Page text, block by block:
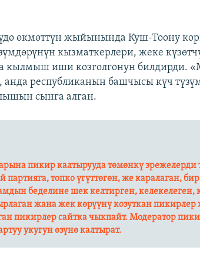
өкмөттүн жыйынында Куш-Тоону
кызматкерлери, жеке
кылмыш иши козголгонун билдирди.
анда республиканын башчысы күч
сынга алган.
пикир калтырууда төмөнкү эрежелерди
партияга, топко үгүттөгөн, же каралаган,
беделине шек келтирген, келекелеген,
жана жек көрүүнү козуткан пикирлер
пикирлер сайтка чыкпайт. Модератор
укугун өзүнө калтырат.​